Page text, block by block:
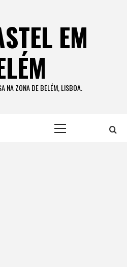
EM
NA ZONA DE BELÉM, LISBOA.